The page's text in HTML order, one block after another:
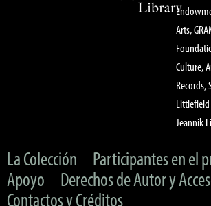
Arts,
Culture,
Records,
Jeannik
La Colección
Participantes en el
Apoyo
Derechos de Autor y
Contactos y Créditos